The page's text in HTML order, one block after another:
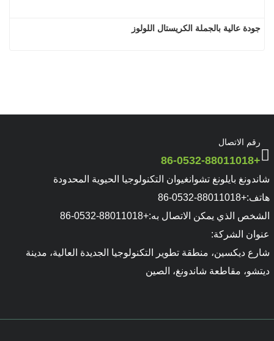
جودة عالية بالجملة الكريستال اللولوز
رقم الاتصال
+86-0532-88011018
شاندونغ بايلونغ تشوانغيوان التكنولوجيا الحيوية المحدودة
هاتف:+86-0532-88011018
الشخص الذي يمكن الاتصال به:+86-0532-88011018
عنوان الشركة:
شارع ديكسين، منطقة تطوير التكنولوجيا الجديدة العالية، مدينة
ديتشو، مقاطعة شاندونغ، الصين